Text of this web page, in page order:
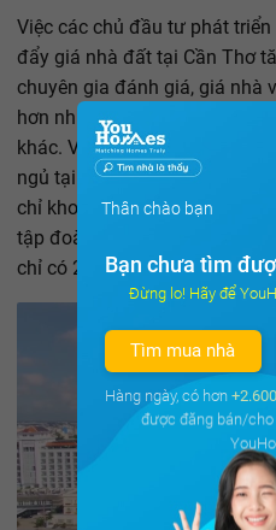
Việc các chủ đầu tư phát triển
đẩy giá nhà đất tại Cần Thơ
chuyên gia đánh giá, giá nhà
hơn nhiều so với các thành
khác. Ví dụ nhà phố xây sẵn
ngủ tại dự án khu đô thị
chỉ khoảng 2,2 tỷ đồng.
tập đoàn này đầu tư mô hình
chỉ có 2 phòng ngủ.
Thân chào bạn
Bạn chưa tìm
Đừng lo! Hãy để
Tìm mua nhà
Hàng ngày, có hơn +2.600
được đăng bán/